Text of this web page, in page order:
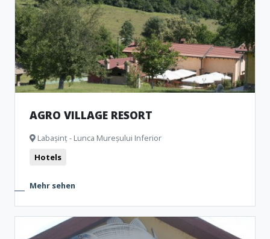
AGRO VILLAGE RESORT
Labașinț - Lunca Mureșului Inferior
Hotels
Mehr sehen